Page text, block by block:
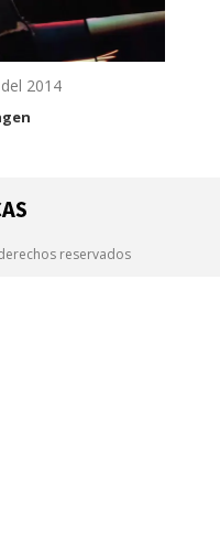
2014
reservados